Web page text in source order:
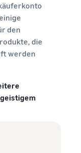
den
die
werden